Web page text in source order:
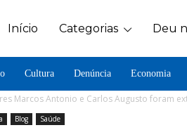
Início Categorias Deu
Cultura Denúncia Economia
Marcos Antonio e Carlos Augusto foram
Blog Saúde